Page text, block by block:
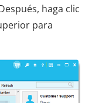
haga clic
para